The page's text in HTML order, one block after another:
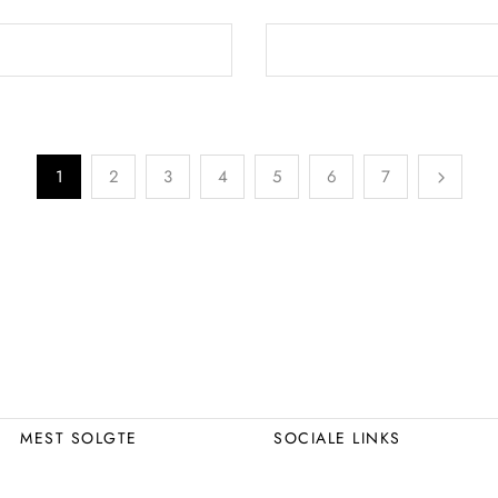
1 2 3 4 5 6 7
MEST SOLGTE SOCIALE LINKS